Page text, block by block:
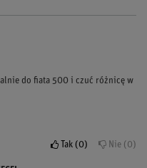
do fiata 500 i czuć różnicę w
Tak 0 Nie 0